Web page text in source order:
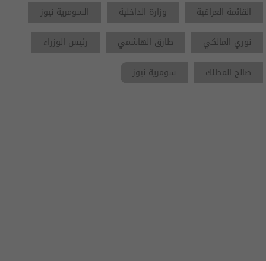
القائمة العراقية وزارة الداخلية
السومرية نيوز
نوري المالكي
طارق الهاشمي
رئيس الوزراء
صالح المطلك
سومرية نيوز